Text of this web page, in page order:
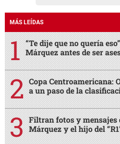
MÁS LEÍDAS
“Te dije que no quería
Márquez antes de ser
Copa Centroamericana:
a un paso de la
Filtran fotos y
Márquez y el hijo del